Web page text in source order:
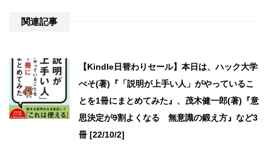
関連記事
【Kindle日替わりセール】本日は、ハック大学
ぺそ(著)『「説明が上手い人」がやっているこ
とを1冊にまとめてみた』、茂木健一郎(著)『意
思決定が9割よくなる 無意識の鍛え方』など3
冊 [22/10/2]